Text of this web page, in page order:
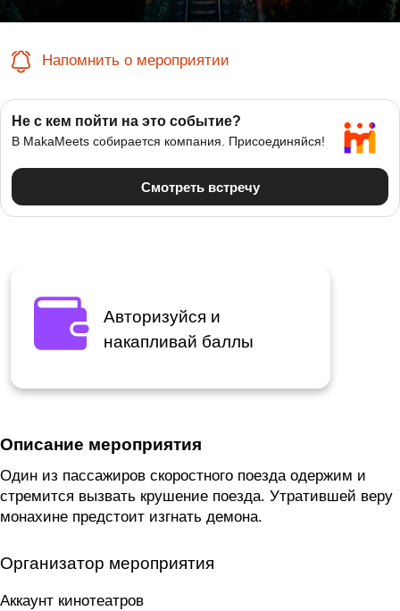
Напомнить о мероприятии
Авторизуйся и
накапливай баллы
Описание мероприятия
Один из пассажиров скоростного поезда одержим и
стремится вызвать крушение поезда. Утратившей веру
монахине предстоит изгнать демона.
Организатор мероприятия
Аккаунт кинотеатров